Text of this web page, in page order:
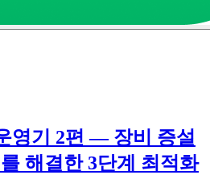
영기 2편 — 장비 증설
해결한 3단계 최적화